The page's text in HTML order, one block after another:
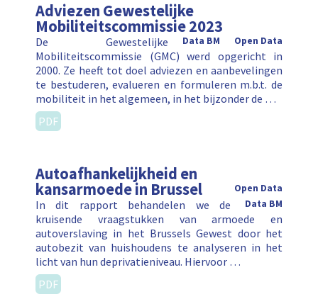
Adviezen Gewestelijke
Mobiliteitscommissie 2023
Open Data
Data BM
De Gewestelijke
Mobiliteitscommissie (GMC) werd opgericht in
2000. Ze heeft tot doel adviezen en aanbevelingen
te bestuderen, evalueren en formuleren m.b.t. de
mobiliteit in het algemeen, in het bijzonder de …
PDF
Autoafhankelijkheid en
kansarmoede in Brussel
Open Data
Data BM
In dit rapport behandelen we de
kruisende vraagstukken van armoede en
autoverslaving in het Brussels Gewest door het
autobezit van huishoudens te analyseren in het
licht van hun deprivatieniveau. Hiervoor …
PDF